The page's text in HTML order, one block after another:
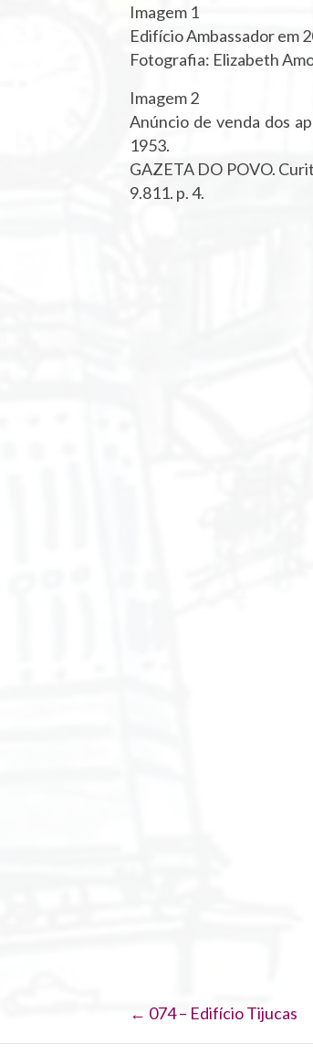
Imagem 1
Edifício Ambassador em
Fotografia: Elizabeth
Imagem 2
Anúncio de venda dos
1953.
GAZETA DO POVO.
9.811. p. 4.
Navegação
de
← 074 – Edifício Tijucas